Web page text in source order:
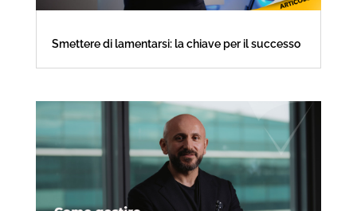
Smettere di lamentarsi: la chiave per il successo